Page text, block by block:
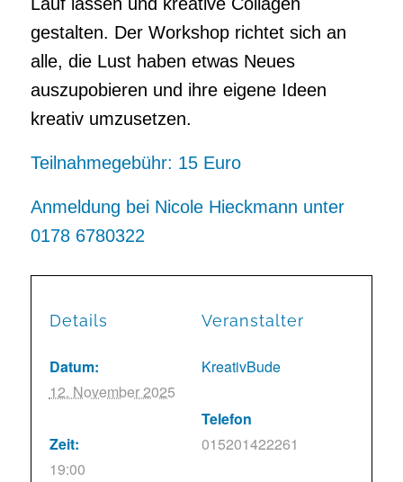
gestalten. Der Workshop richtet sich an
alle, die Lust haben etwas Neues
auszupobieren und ihre eigene Ideen
kreativ umzusetzen.
Teilnahmegebühr: 15 Euro
Anmeldung bei Nicole Hieckmann unter
0178 6780322
Details
Datum:
12. November 2025
Zeit:
19:00
Veranstalter
KreativBude
Telefon
015201422261